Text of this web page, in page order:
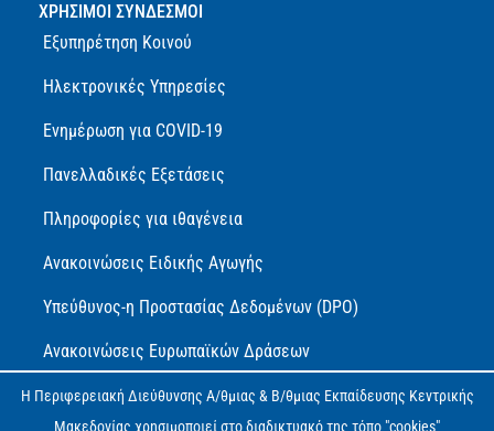
ΧΡΗΣΙΜΟΙ ΣΥΝΔΕΣΜΟΙ
Εξυπηρέτηση Κοινού
Ηλεκτρονικές Υπηρεσίες
Ενημέρωση για COVID-19
Πανελλαδικές Εξετάσεις
Πληροφορίες για ιθαγένεια
Ανακοινώσεις Ειδικής Αγωγής
Υπεύθυνος-η Προστασίας Δεδομένων (DPO)
Ανακοινώσεις Ευρωπαϊκών Δράσεων
Πολιτική Προστασίας Προσωπικών Δεδομένων (GDPR)
Η Περιφερειακή Διεύθυνσης Α/θμιας & Β/θμιας Εκπαίδευσης Κεντρικής
Μακεδονίας χρησιμοποιεί στο διαδικτυακό της τόπο "cookies"